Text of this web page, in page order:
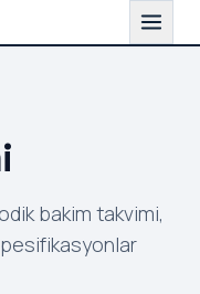
bakim takvimi,